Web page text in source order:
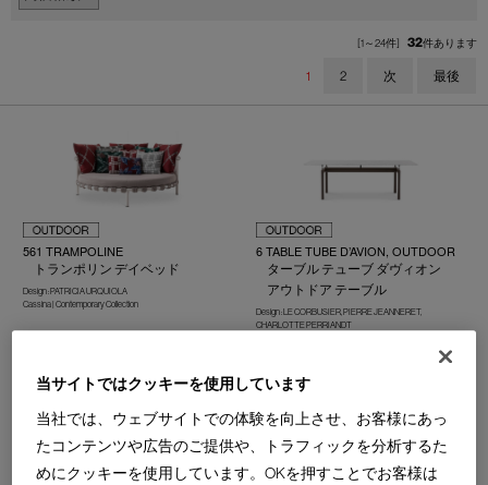
ONLINE STORE お問合せ
[1～24件] 32件あります
1 2 次 最後
561 TRAMPOLINE
トランポリン デイベッド
Design : PATRICIA URQUIOLA
Cassina | Contemporary Collection
6 TABLE TUBE D’AVION, OUTDOOR
ターブル テューブ ダヴィオン
アウトドア テーブル
Design : LE CORBUSIER, PIERRE JEANNERET,
CHARLOTTE PERRIANDT
当サイトではクッキーを使用しています
当社では、ウェブサイトでの体験を向上させ、お客様にあっ
たコンテンツや広告のご提供や、トラフィックを分析するた
めにクッキーを使用しています。OKを押すことでお客様は